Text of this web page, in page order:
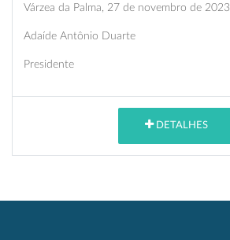
Várzea da Palma, 27 de novembro de 2023.
Adaíde Antônio Duarte
Presidente
DETALHES